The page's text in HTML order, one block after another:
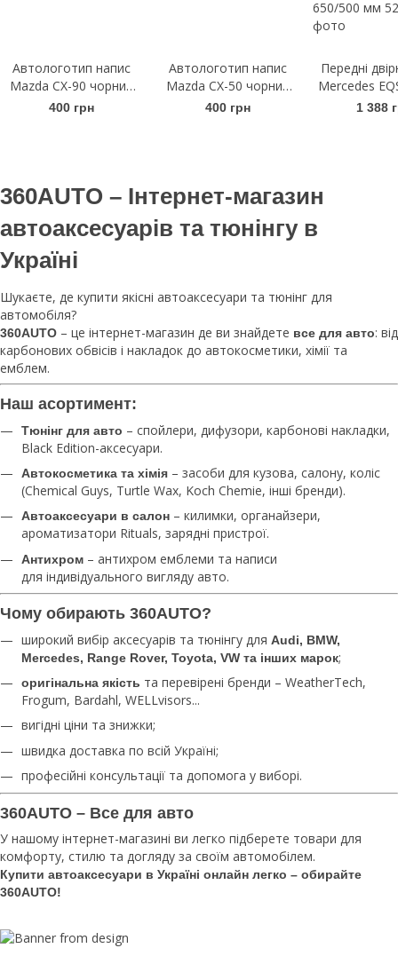
Автологотип напис
Mazda CX-90 чорний
глянець
400 грн
Автологотип напис
Mazda CX-50 чорний
глянець
400 грн
Передні
Mercedes
Щітки1 388
360AUTO – Інтернет-магазин
автоаксесуарів та тюнінгу в
Україні
Шукаєте, де купити якісні автоаксесуари та тюнінг для
автомобіля?
360AUTO – це інтернет-магазин де ви знайдете все для авто: від
карбонових обвісів і накладок до автокосметики, хімії та
емблем.
Наш асортимент:
Тюнінг для авто – спойлери, дифузори, карбонові накладки,
Black Edition-аксесуари.
Автокосметика та хімія – засоби для кузова, салону, коліс
(Chemical Guys, Turtle Wax, Koch Chemie, інші бренди).
Автоаксесуари в салон – килимки, органайзери,
ароматизатори Rituals, зарядні пристрої.
Антихром – антихром емблеми та написи
для індивідуального вигляду авто.
Чому обирають 360AUTO?
широкий вибір аксесуарів та тюнінгу для Audi, BMW,
Mercedes, Range Rover, Toyota, VW та інших марок;
оригінальна якість та перевірені бренди – WeatherTech,
Frogum, Bardahl, WELLvisors...
вигідні ціни та знижки;
швидка доставка по всій Україні;
професійні консультації та допомога у виборі.
360AUTO – Все для авто
У нашому інтернет-магазині ви легко підберете товари для
комфорту, стилю та догляду за своїм автомобілем.
Купити автоаксесуари в Україні онлайн легко – обирайте
360AUTO!